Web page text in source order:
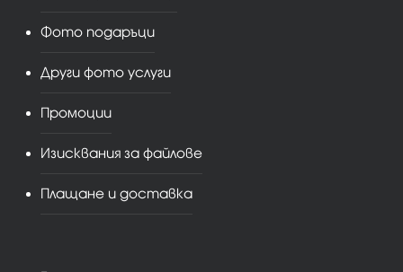
Фото подаръци
Други фото услуги
Промоции
Изисквания за файлове
Плащане и доставка